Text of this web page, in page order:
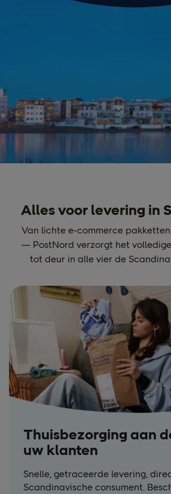
Alles voor levering in
Van lichte e-commerce
— PostNord verzorgt het
tot deur in alle vier de
Thuisbezorging aan
uw klanten
Snelle, getraceerde levering,
Scandinavische consument.